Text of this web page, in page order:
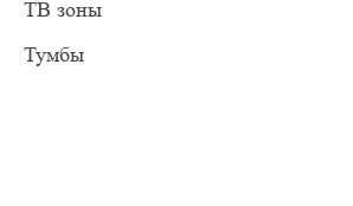
ТВ зоны
Тумбы